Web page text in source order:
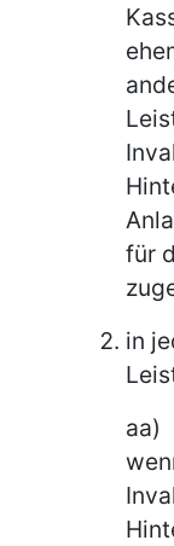
für
in
aa)